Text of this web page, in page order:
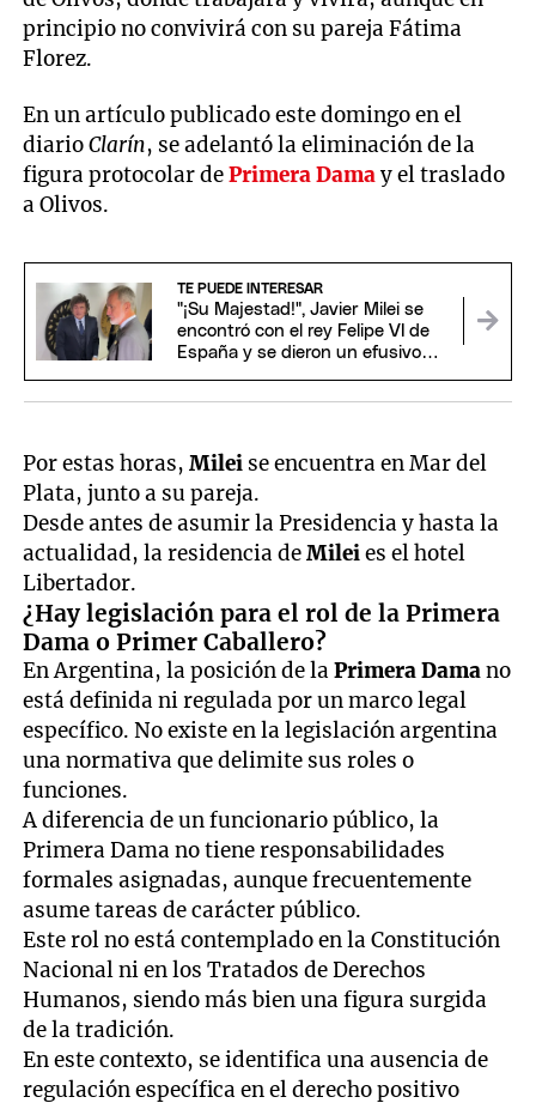
principio no convivirá con su pareja Fátima
Florez.
En un artículo publicado este domingo en el
diarioClarín, se adelantó la eliminación de la
figura protocolar dePrimera Damay el traslado
a Olivos.
TE PUEDE INTERESAR
"¡Su Majestad!", Javier Milei se
encontró con el rey Felipe VI de
España y se dieron un efusivo
Por estas horas,Milei se encuentra en Mar del
Plata, junto a su pareja.
Desde antes de asumir la Presidencia y hasta la
actualidad, la residencia deMileies el hotel
Libertador.
¿Hay legislación para el rol de la Primera
Dama o Primer Caballero?
En Argentina, la posición de laPrimera Damano
está definida ni regulada por un marco legal
específico. No existe en la legislación argentina
una normativa que delimite sus roles o
funciones.
A diferencia de un funcionario público, la
Primera Dama no tiene responsabilidades
formales asignadas, aunque frecuentemente
asume tareas de carácter público.
Este rol no está contemplado en la Constitución
Nacional ni en los Tratados de Derechos
Humanos, siendo más bien una figura surgida
de la tradición.
En este contexto, se identifica una ausencia de
regulación específica en el derecho positivo